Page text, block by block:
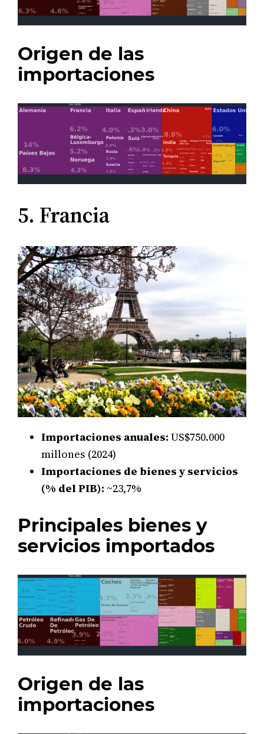
Origen de las
importaciones
5. Francia
Importaciones anuales: US$750.000
millones (2024)
Importaciones de bienes y servicios
(% del PIB): ~23,7%
Principales bienes y
servicios importados
Origen de las
importaciones